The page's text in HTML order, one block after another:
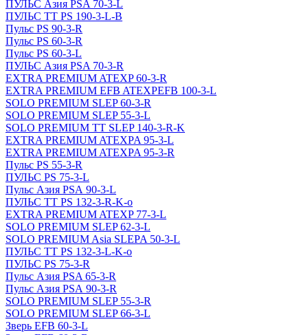
ПУЛЬС Азия PSA 70-3-L
ПУЛЬС ТТ PS 190-3-L-B
Пульс PS 90-3-R
Пульс PS 60-3-R
Пульс PS 60-3-L
ПУЛЬС Азия PSA 70-3-R
EXTRA PREMIUM ATEXP 60-3-R
EXTRA PREMIUM EFB ATEXPEFB 100-3-L
SOLO PREMIUM SLEP 60-3-R
SOLO PREMIUM SLEP 55-3-L
SOLO PREMIUM ТТ SLEP 140-3-R-K
EXTRA PREMIUM ATEXPA 95-3-L
EXTRA PREMIUM ATEXPA 95-3-R
Пульс PS 55-3-R
ПУЛЬС PS 75-3-L
Пульс Азия PSА 90-3-L
ПУЛЬС ТТ PS 132-3-R-K-o
EXTRA PREMIUM ATEXP 77-3-L
SOLO PREMIUM SLEP 62-3-L
SOLO PREMIUM Asia SLEPA 50-3-L
ПУЛЬС ТТ PS 132-3-L-K-o
ПУЛЬС PS 75-3-R
Пульс Азия PSA 65-3-R
Пульс Азия PSА 90-3-R
SOLO PREMIUM SLEP 55-3-R
SOLO PREMIUM SLEP 66-3-L
Зверь EFB 60-3-L